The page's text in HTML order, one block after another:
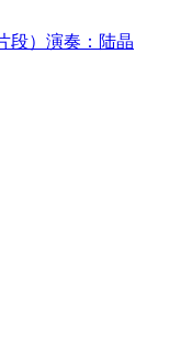
段）演奏：陆晶